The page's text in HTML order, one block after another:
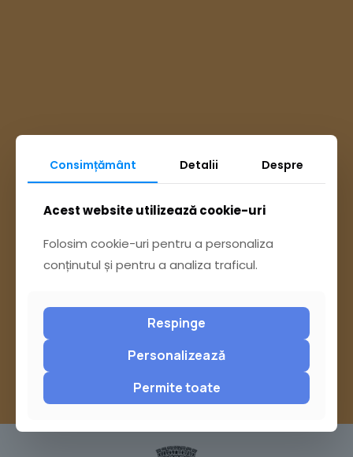
Ai întrebări? Accesează
Pagina Contact
sau trimite o sesizare pe Buzău City
Report
Consimțământ Detalii Despre
Acest website utilizează cookie-uri
Folosim cookie-uri pentru a personaliza
conținutul și pentru a analiza traficul.
Respinge
Personalizează
Permite toate